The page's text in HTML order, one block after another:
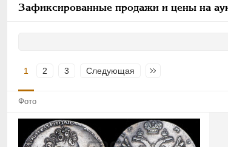
Зафиксированные продажи и цены на
1 2 3 Следующая Последняя
Фото